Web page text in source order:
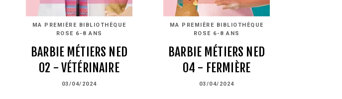
MA PREMIÈRE BIBLIOTHÈQUE
ROSE 6-8 ANS
BARBIE MÉTIERS NED
02 - VÉTÉRINAIRE
03/04/2024
MA PREMIÈRE BIBLIOTHÈQUE
ROSE 6-8 ANS
BARBIE MÉTIERS NED
04 - FERMIÈRE
03/04/2024